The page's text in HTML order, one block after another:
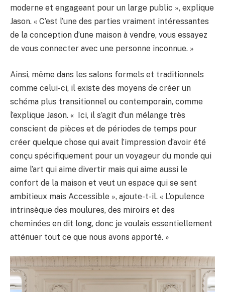
moderne et engageant pour un large public », explique
Jason. « C’est l’une des parties vraiment intéressantes
de la conception d’une maison à vendre, vous essayez
de vous connecter avec une personne inconnue. »
Ainsi, même dans les salons formels et traditionnels
comme celui-ci, il existe des moyens de créer un
schéma plus transitionnel ou contemporain, comme
l’explique Jason. « Ici, il s’agit d’un mélange très
conscient de pièces et de périodes de temps pour
créer quelque chose qui avait l’impression d’avoir été
conçu spécifiquement pour un voyageur du monde qui
aime l’art qui aime divertir mais qui aime aussi le
confort de la maison et veut un espace qui se sent
ambitieux mais Accessible », ajoute-t-il. « L’opulence
intrinsèque des moulures, des miroirs et des
cheminées en dit long, donc je voulais essentiellement
atténuer tout ce que nous avons apporté. »